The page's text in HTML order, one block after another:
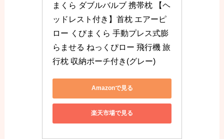
まくら ダブルバルブ 携帯枕 【ヘ
ッドレスト付き】首枕 エアーピ
ロー くびまくら 手動プレス式膨
らませる ねっくぴロー 飛行機 旅
行枕 収納ポーチ付き(グレー)
Amazonで見る
楽天市場で見る